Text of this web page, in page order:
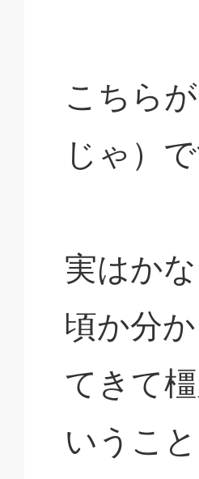
こちら
じゃ）で
実はか
頃か分
てきて
いうこ